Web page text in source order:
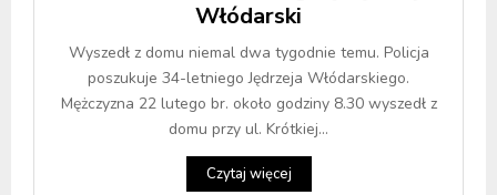
Włódarski
Wyszedł z domu niemal dwa tygodnie temu. Policja
poszukuje 34-letniego Jędrzeja Włódarskiego.
Mężczyzna 22 lutego br. około godziny 8.30 wyszedł z
domu przy ul. Krótkiej...
Czytaj więcej